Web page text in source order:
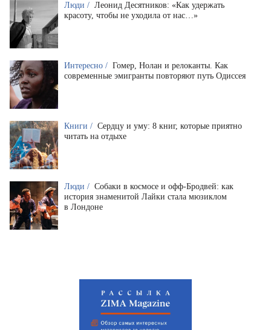
Люди / Леонид Десятников: «Как удержать
красоту, чтобы не уходила от нас…»
Интересно / Гомер, Нолан и релоканты. Как
современные эмигранты повторяют путь Одиссея
Книги / Сердцу и уму: 8 книг, которые приятно
читать на отдыхе
Люди / Собаки в космосе и офф-Бродвей: как
история знаменитой Лайки стала мюзиклом
в Лондоне